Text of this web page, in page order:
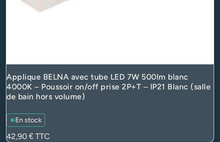
Applique BELNA avec tube LED 7W 500lm blanc
4000K – Poussoir on/off prise 2P+T – IP21 Blanc (salle
de bain hors volume)
En stock
Prix
42,90 € TTC